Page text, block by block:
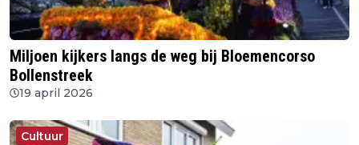
Miljoen kijkers langs de weg bij Bloemencorso
Bollenstreek
19 april 2026
Cultuur